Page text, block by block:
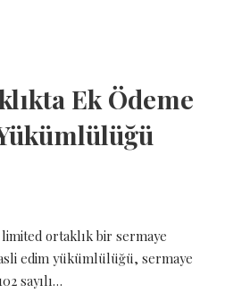
Ek Ödeme
ortaklık bir sermaye
edim yükümlülüğü, sermaye
sayılı…